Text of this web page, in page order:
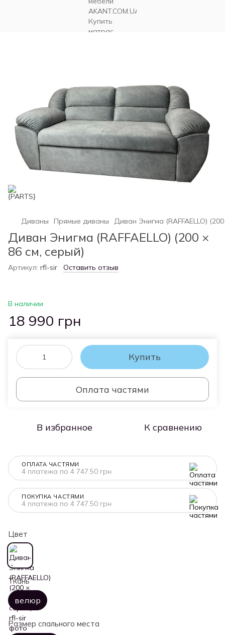
Диваны Прямые диваны Диван Энигма (RAFFAELLO)
Диван Энигма (RAFFAELLO) (200 ×
86 см, серый)
Артикул: rfl-sir Оставить отзыв
В наличии
18 990 грн
Купить
Оплата частями
В избранное К сравнению
ОПЛАТА ЧАСТЯМИ
4 платежа по 4 747.50 грн
ПОКУПКА ЧАСТЯМИ
4 платежа по 4 747.50 грн
Цвет
Ткань
велюр
Размер спального места